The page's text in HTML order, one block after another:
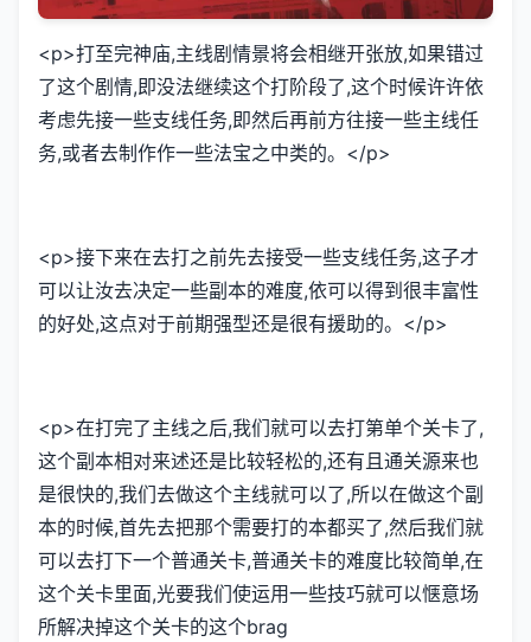
<p>打至完神庙,主线剧情景将会相继开张放,如果错过
了这个剧情,即没法继续这个打阶段了,这个时候许许依
考虑先接一些支线任务,即然后再前方往接一些主线任
务,或者去制作作一些法宝之中类的。</p>
<p>接下来在去打之前先去接受一些支线任务,这子才
可以让汝去决定一些副本的难度,依可以得到很丰富性
的好处,这点对于前期强型还是很有援助的。</p>
<p>在打完了主线之后,我们就可以去打第单个关卡了,
这个副本相对来述还是比较轻松的,还有且通关源来也
是很快的,我们去做这个主线就可以了,所以在做这个副
本的时候,首先去把那个需要打的本都买了,然后我们就
可以去打下一个普通关卡,普通关卡的难度比较简单,在
这个关卡里面,光要我们使运用一些技巧就可以惬意场
所解决掉这个关卡的这个brag